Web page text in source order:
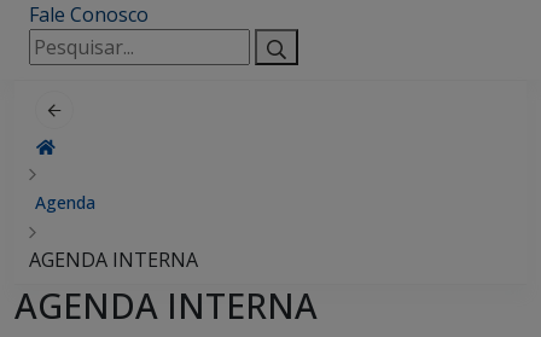
Fale Conosco
Pesquisar
por:
Agenda
AGENDA INTERNA
AGENDA INTERNA